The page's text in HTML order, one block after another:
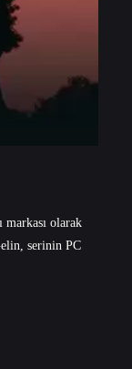
markası olarak
serinin PC